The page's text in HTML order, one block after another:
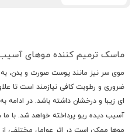
ماسک ترمیم کننده موهای
موی سر نیز مانند پوست صورت و بدن،
ضروری و رطوبت کافی نیازمند است تا
ای زیبا و درخشان داشته باشد. در
آسیب دیده ریو پرداخته خواهد شد. با ما